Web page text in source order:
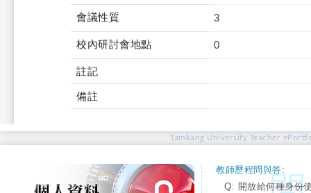
會議性質 3
校內研討會地點 0
註記
備註
Tamkang University Teacher
教師歷程問與答:
Q: 開放給何種身份